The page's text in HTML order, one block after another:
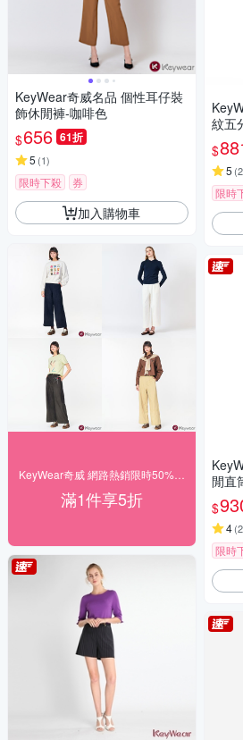
KeyWear奇威名品 個性耳仔裝
飾休閒褲-咖啡色
$656 61折
5 (1)
限時下殺 券
加入購物車
滿1件享5折
紋五
$
5 (2
限時
閒直
$
4(2
限時